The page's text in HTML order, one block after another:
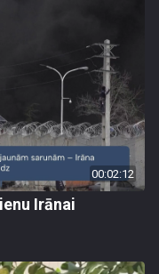
00:02:12
Irānai